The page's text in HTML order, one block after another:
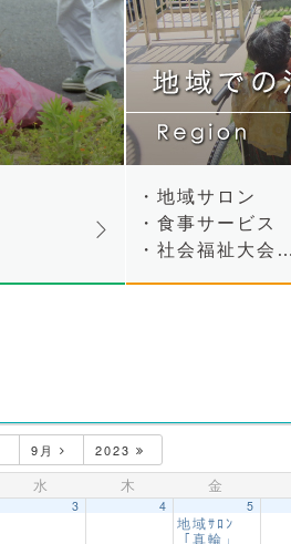
・地域サロン
・食事サービス
・社会福祉大会
9月 2023
水 木 金
3 4 5
地域ｻﾛﾝ
「真輪」